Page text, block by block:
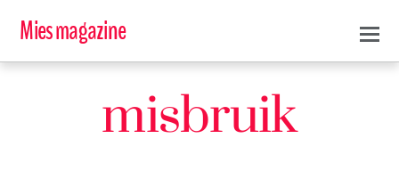
Mies magazine
misbruik